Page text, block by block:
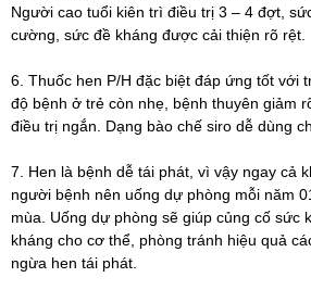
Người cao tuổi kiên trì điều trị 3 – 4 đợt,
cường, sức đề kháng được cải thiện rõ rệt.
6. Thuốc hen P/H đặc biệt đáp ứng tốt với
độ bệnh ở trẻ còn nhẹ, bệnh thuyên giảm
điều trị ngắn. Dạng bào chế siro dễ dùng
7. Hen là bệnh dễ tái phát, vì vậy ngay cả
người bệnh nên uống dự phòng mỗi năm
mùa. Uống dự phòng sẽ giúp củng cố sức
kháng cho cơ thể, phòng tránh hiệu quả
ngừa hen tái phát.